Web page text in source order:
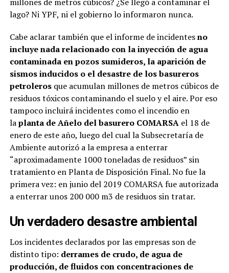
lago? Ni YPF, ni el gobierno lo informaron nunca.
Cabe aclarar también que el informe de incidentesno
incluye nada relacionado con la inyección de agua
contaminada en pozos sumideros, la aparición de
sismos inducidos o el desastre de los basureros
petrolerosque acumulan millones de metros cúbicos de
residuos tóxicos contaminando el suelo y el aire. Por eso
tampoco incluirá incidentes como el incendio en
laplanta de Añelo del basurero COMARSAel 18 de
enero de este año, luego del cual la Subsecretaría de
Ambiente autorizó a la empresa a enterrar
“aproximadamente 1000 toneladas de residuos” sin
tratamiento en Planta de Disposición Final. No fue la
primera vez: en junio del 2019 COMARSA fue autorizada
a enterrar unos 200 000 m3 de residuos sin tratar.
Un verdadero desastre ambiental
Los incidentes declarados por las empresas son de
distinto tipo: derrames de crudo, de agua de
producción, de fluidos con concentraciones de